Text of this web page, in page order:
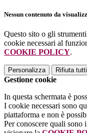
Nessun contenuto da
Questo sito o gli
cookie necessari al
COOKIE POLICY.
Personalizza Rifiuta tutti
Gestione cookie
In questa schermata è
I cookie necessari sono
piattaforma e non è
Per conoscere quali sono